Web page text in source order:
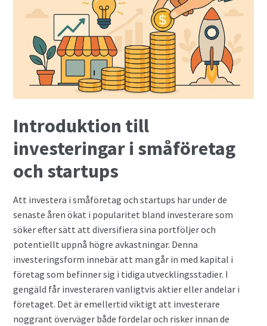
Investera i syndfonder
ISK (Investeringssparkonto)
Kontakta oss
Lån
Privatlån
Samla ihop dina lån
SMS-lån
Spara i fonder
Terminer
Undvik bedragare
Vad är Bitcoin?
Introduktion till
investeringar i småföretag
och startups
Att investera i småföretag och startups har under de
senaste åren ökat i popularitet bland investerare som
söker efter sätt att diversifiera sina portföljer och
potentiellt uppnå högre avkastningar. Denna
investeringsform innebär att man går in med kapital i
företag som befinner sig i tidiga utvecklingsstadier. I
gengäld får investeraren vanligtvis aktier eller andelar i
företaget. Det är emellertid viktigt att investerare
noggrant överväger både fördelar och risker innan de